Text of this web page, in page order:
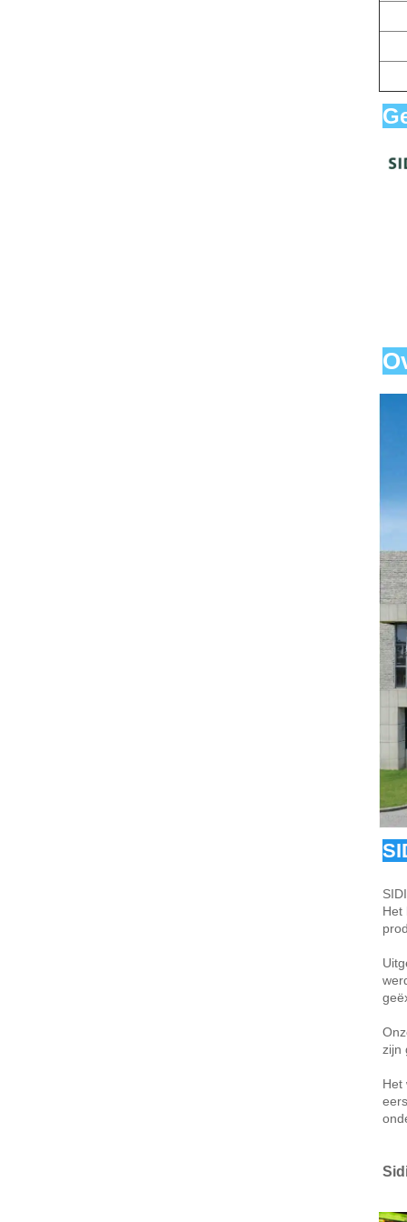
Het
zijn
Het